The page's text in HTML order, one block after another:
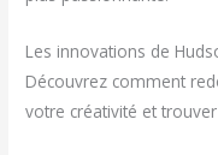
Les innovations de
Découvrez comment
votre créativité et